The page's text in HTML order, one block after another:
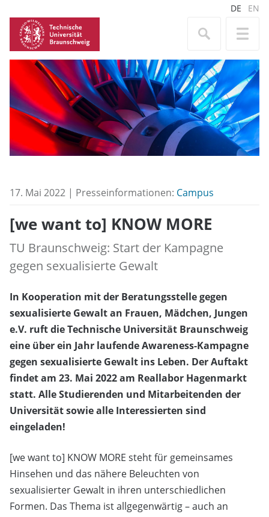
DE EN
17. Mai 2022 | Presseinformationen: Campus
[we want to] KNOW MORE
TU Braunschweig: Start der Kampagne
gegen sexualisierte Gewalt
In Kooperation mit der Beratungsstelle gegen
sexualisierte Gewalt an Frauen, Mädchen, Jungen
e.V. ruft die Technische Universität Braunschweig
eine über ein Jahr laufende Awareness-Kampagne
gegen sexualisierte Gewalt ins Leben. Der Auftakt
findet am 23. Mai 2022 am Reallabor Hagenmarkt
statt. Alle Studierenden und Mitarbeitenden der
Universität sowie alle Interessierten sind
eingeladen!
[we want to] KNOW MORE steht für gemeinsames
Hinsehen und das nähere Beleuchten von
sexualisierter Gewalt in ihren unterschiedlichen
Formen. Das Thema ist allgegenwärtig – auch an